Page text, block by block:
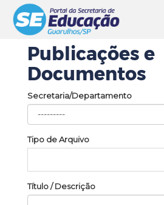
Publicações e
Documentos
Secretaria/Departamento
Tipo de Arquivo
Título / Descrição